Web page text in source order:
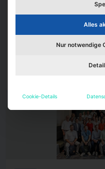
Daniel Maric leitet
Principal Asset Management,
hat Daniel Maric zum Managing
6.
Alles
Nur notwendige
Cookie-Details